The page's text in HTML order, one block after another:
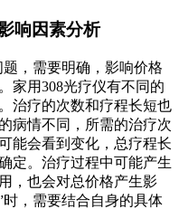
响因素分析
，需要明确，影响价格
家用308光疗仪有不同的
治疗的次数和疗程长短也
病情不同，所需的治疗次
能会看到变化，总疗程长
定。治疗过程中可能产生
，也会对总价格产生影
时，需要结合自身的具体